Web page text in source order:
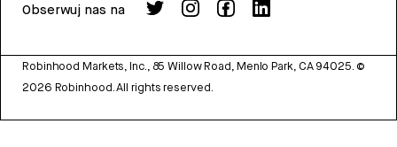
Obserwuj nas na
Robinhood Markets, Inc., 85 Willow Road, Menlo Park, CA 94025. ©
2026 Robinhood. All rights reserved.